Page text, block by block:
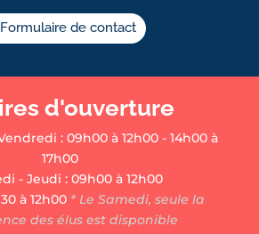
Formulaire de contact
d'ouverture
: 09h00 à 12h00 - 14h00 à
17h00
- Jeudi : 09h00 à 12h00
à 12h00* Le Samedi, seule la
des élus est disponible